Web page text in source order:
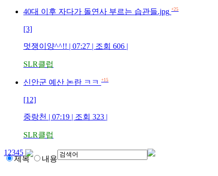
40대 이후 자다가 돌연사 부르는 습관들.jpg +25
[3]
멋쟁이양^^!! | 07:27 | 조회 606 |
SLR클럽
신안군 예산 논란 ㅋㅋ +15
[12]
중랑천 | 07:19 | 조회 323 |
SLR클럽
1 2345
제목 내용